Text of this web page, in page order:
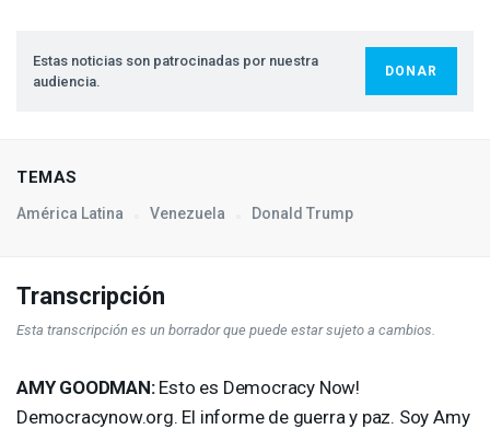
Estas noticias son patrocinadas por nuestra
audiencia.
DONAR
TEMAS
América Latina Venezuela Donald Trump
Transcripción
Esta transcripción es un borrador que puede estar sujeto a cambios.
AMY GOODMAN:Esto es Democracy Now!
Democracynow.org. El informe de guerra y paz. Soy Amy